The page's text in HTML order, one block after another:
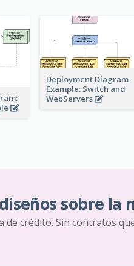
Deployment Diagram
Example: Switch and
WebServers
sobre la
de crédito. Sin contratos